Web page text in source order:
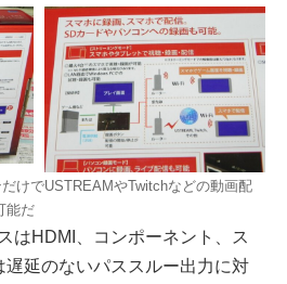
けでUSTREAMやTwitchなどの動画配
能だ
はHDMI、コンポーネント、ス
延のないパススルー出力に対